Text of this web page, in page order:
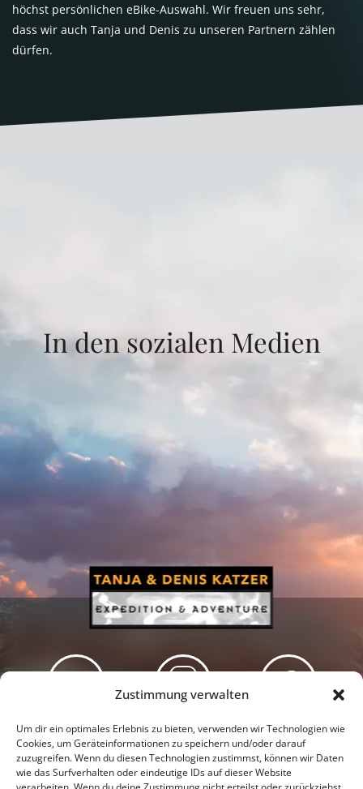
Zustimmung verwalten
Um dir ein optimales Erlebnis zu bieten, verwenden wir Technologien wie
Cookies, um Geräteinformationen zu speichern und/oder darauf
zuzugreifen. Wenn du diesen Technologien zustimmst, können wir Daten
wie das Surfverhalten oder eindeutige IDs auf dieser Website
höchst persönlichen eBike-Auswahl. Wir freuen uns sehr,
dass wir auch Tanja und Denis zu unseren Partnern zählen
dürfen.
In den sozialen Medien
Newsletter Podcast Facebook